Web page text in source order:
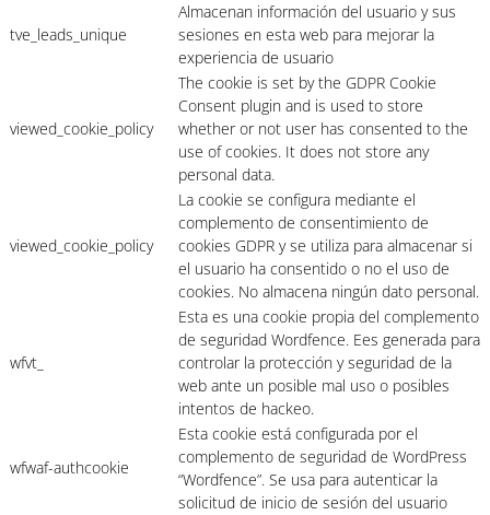
tve_leads_unique
Almacenan información del usuario y sus
sesiones en esta web para mejorar la
experiencia de usuario
viewed_cookie_policy
The cookie is set by the GDPR Cookie
Consent plugin and is used to store
whether or not user has consented to the
use of cookies. It does not store any
personal data.
viewed_cookie_policy
La cookie se configura mediante el
complemento de consentimiento de
cookies GDPR y se utiliza para almacenar si
el usuario ha consentido o no el uso de
cookies. No almacena ningún dato personal.
wfvt_
Esta es una cookie propia del complemento
de seguridad Wordfence. Ees generada para
controlar la protección y seguridad de la
web ante un posible mal uso o posibles
intentos de hackeo.
wfwaf-authcookie
Esta cookie está configurada por el
complemento de seguridad de WordPress
“Wordfence”. Se usa para autenticar la
solicitud de inicio de sesión del usuario